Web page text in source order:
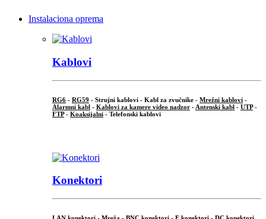
Instalaciona oprema
Kablovi
RG6 - RG59 - Strujni kablovi - Kabl za zvučnike - Mrežni kablovi -
Alarmni kabl - Kablovi za kamere video nadzor - Antenski kabl - UTP-
FTP- Koaksijalni - Telefonski kablovi
Konektori